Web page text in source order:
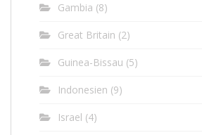
Gambia (8)
Great Britain (2)
Guinea-Bissau (5)
Indonesien (9)
Israel (4)